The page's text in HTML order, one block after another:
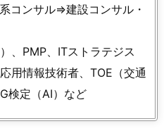
コンサル⇒建設コンサル・
、PMP、ITストラテジス
用情報技術者、TOE（交通
検定（AI）など